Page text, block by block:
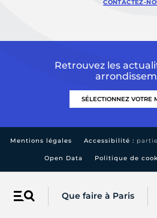
Menu Que faire à Paris
CONTACTEZ-
Retrouvez les
Mentions légales Accessibilité :
Open Data Politique de